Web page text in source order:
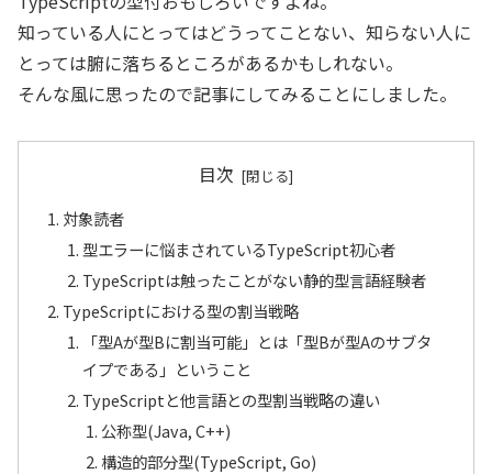
知っている人にとってはどうってことない、知らない人に
とっては腑に落ちるところがあるかもしれない。
そんな風に思ったので記事にしてみることにしました。
目次
対象読者
型エラーに悩まされているTypeScript初心者
TypeScriptは触ったことがない静的型言語経験者
TypeScriptにおける型の割当戦略
「型Aが型Bに割当可能」とは「型Bが型Aのサブタ
イプである」ということ
TypeScriptと他言語との型割当戦略の違い
公称型(Java, C++)
構造的部分型(TypeScript, Go)